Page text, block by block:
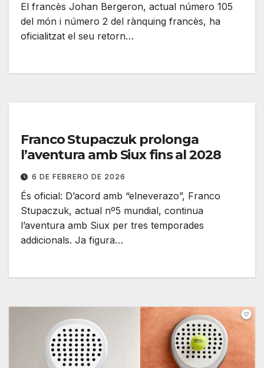
El francès Johan Bergeron, actual número 105
del món i número 2 del rànquing francès, ha
oficialitzat el seu retorn…
Franco Stupaczuk prolonga
l’aventura amb Siux fins al 2028
6 DE FEBRERO DE 2026
És oficial: D’acord amb “elneverazo”, Franco
Stupaczuk, actual nº5 mundial, continua
l’aventura amb Siux per tres temporades
addicionals. Ja figura…